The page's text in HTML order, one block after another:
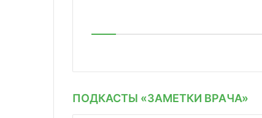
ПОДКАСТЫ «ЗАМЕТКИ ВРАЧА»